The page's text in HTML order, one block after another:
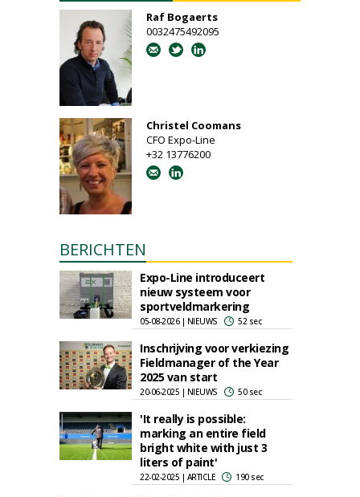
Raf Bogaerts
0032475492095
Christel Coomans
CFO Expo-Line
+32 13776200
BERICHTEN
Expo-Line introduceert
nieuw systeem voor
sportveldmarkering
05-08-2026 | NIEUWS 52 sec
Inschrijving voor verkiezing
Fieldmanager of the Year
2025 van start
20-06-2025 | NIEUWS 50 sec
'It really is possible:
marking an entire field
bright white with just 3
liters of paint'
22-02-2025 | ARTICLE 190 sec